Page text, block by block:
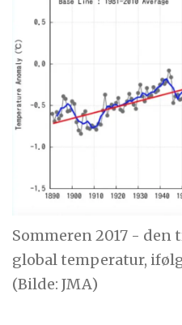
Sommeren 2017 - den
global temperatur,
(Bilde: JMA)